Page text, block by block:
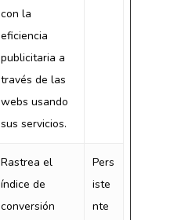
con la
eficiencia
publicitaria a
través de las
webs usando
sus servicios.
Rastrea el
índice de
conversión
Pers
iste
nte